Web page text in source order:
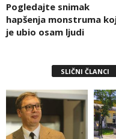
Pogledajte snimak
hapšenja monstruma
je ubio osam ljudi
SLIČNI ČLANCI